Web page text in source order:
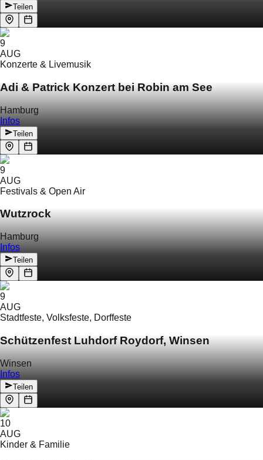
Teilen
9
AUG
Konzerte & Livemusik
Adi & Patrick Konzert bei Robin am See
Hamburg
Infos
Teilen
9
AUG
Festivals & Open Air
Wutzrock
Hamburg
Infos
Teilen
9
AUG
Stadtfeste, Volksfeste, Dorffeste
Schützenfest Luhdorf Roydorf, Winsen
Winsen
Infos
Teilen
10
AUG
Kinder & Familie